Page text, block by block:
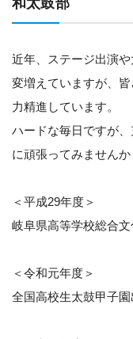
和太鼓部
近年、ステージ出演
変増えていますが、
力精進しています。
ハードな毎日ですが
に頑張ってみませんか
＜平成29年度＞
岐阜県高等学校総合
＜令和元年度＞
全国高校生太鼓甲子園